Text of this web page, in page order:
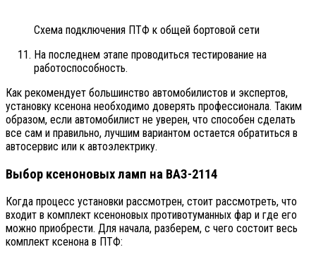
Схема подключения ПТФ к общей бортовой сети
На последнем этапе проводиться тестирование на
работоспособность.
Как рекомендует большинство автомобилистов и экспертов,
установку ксенона необходимо доверять профессионала. Таким
образом, если автомобилист не уверен, что способен сделать
все сам и правильно, лучшим вариантом остается обратиться в
автосервис или к автоэлектрику.
Выбор ксеноновых ламп на ВАЗ-2114
Когда процесс установки рассмотрен, стоит рассмотреть, что
входит в комплект ксеноновых противотуманных фар и где его
можно приобрести. Для начала, разберем, с чего состоит весь
комплект ксенона в ПТФ: